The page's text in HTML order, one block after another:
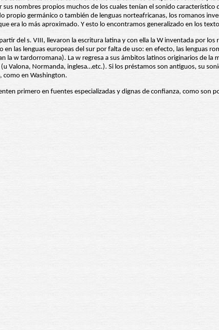
nombres propios muchos de los cuales tenían el sonido característico
propio germánico o también de lenguas norteafricanas, los romanos
lo más aproximado. Y esto lo encontramos generalizado en los
del s. VIII, llevaron la escritura latina y con ella la W inventada por
las lenguas europeas del sur por falta de uso: en efecto, las lenguas
w tardorromana). La w regresa a sus ámbitos latinos originarios de la
Normanda, inglesa…etc.). Si los préstamos son antiguos, su
como en Washington.
primero en fuentes especializadas y dignas de confianza, como son